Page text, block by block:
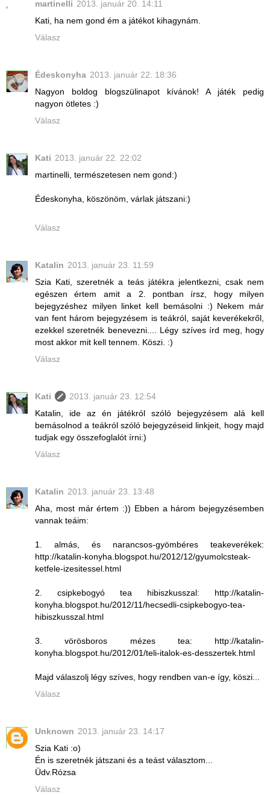
martinelli 2013. január 20. 14:11
Kati, ha nem gond ém a játékot kihagynám.
Válasz
Édeskonyha 2013. január 22. 18:36
Nagyon boldog blogszülinapot kívánok! A játék pedig
nagyon ötletes :)
Válasz
Kati 2013. január 22. 22:02
martinelli, természetesen nem gond:)
Édeskonyha, köszönöm, várlak játszani:)
Válasz
Katalin 2013. január 23. 11:59
Szia Kati, szeretnék a teás játékra jelentkezni, csak nem
egészen értem amit a 2. pontban írsz, hogy milyen
bejegyzéshez milyen linket kell bemásolni :) Nekem már
van fent három bejegyzésem is teákról, saját keverékekről,
ezekkel szeretnék benevezni.... Légy szíves írd meg, hogy
most akkor mit kell tennem. Köszi. :)
Válasz
Kati
2013. január 23. 12:54
Katalin, ide az én játékról szóló bejegyzésem alá kell
bemásolnod a teákról szóló bejegyzéseid linkjeit, hogy majd
tudjak egy összefoglalót írni:)
Válasz
Katalin 2013. január 23. 13:48
Aha, most már értem :)) Ebben a három bejegyzésemben
vannak teáim:
1. almás, és narancsos-gyömbéres teakeverékek:
http://katalin-konyha.blogspot.hu/2012/12/gyumolcsteak-
ketfele-izesitessel.html
2. csipkebogyó tea hibiszkusszal: http://katalin-
konyha.blogspot.hu/2012/11/hecsedli-csipkebogyo-tea-
hibiszkusszal.html
3. vörösboros mézes tea: http://katalin-
konyha.blogspot.hu/2012/01/teli-italok-es-desszertek.html
Majd válaszolj légy szíves, hogy rendben van-e így, köszi...
Válasz
Unknown 2013. január 23. 14:17
Szia Kati :o)
Én is szeretnék játszani és a teást választom...
Üdv.Rózsa
Válasz